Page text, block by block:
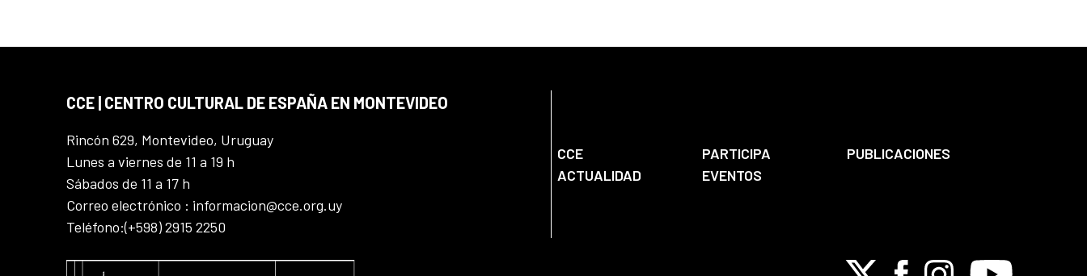
CCE | CENTRO CULTURAL DE ESPAÑA EN MONTEVIDEO
Rincón 629, Montevideo, Uruguay
Lunes a viernes de 11 a 19 h
Sábados de 11 a 17 h
Correo electrónico : informacion@cce.org.uy
Teléfono:(+598) 2915 2250
CCE PARTICIPA
PUBLICACIONES
ACTUALIDAD
EVENTOS
X FacebookInstagramYoutube